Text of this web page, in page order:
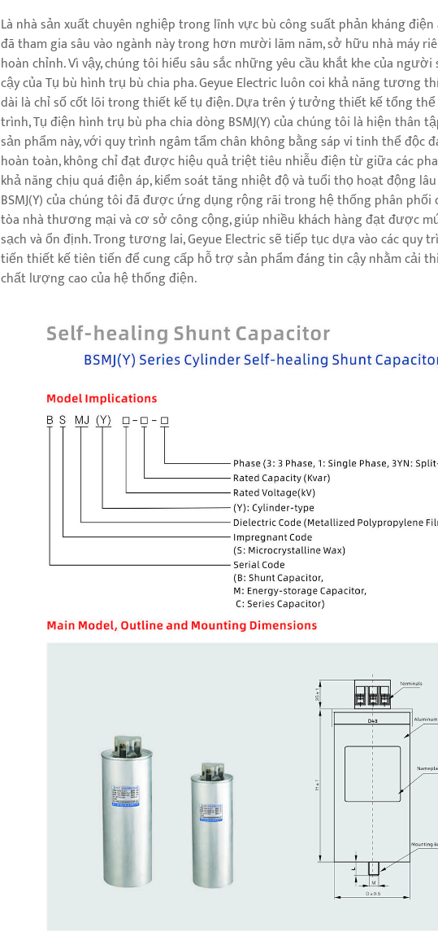
Là nhà sản xuất chuyên nghiệp trong lĩnh vực bù công suất phản kháng điện
đã tham gia sâu vào ngành này trong hơn mười lăm năm, sở hữu nhà máy
hoàn chỉnh. Vì vậy, chúng tôi hiểu sâu sắc những yêu cầu khắt khe của
cậy của Tụ bù hình trụ bù chia pha. Geyue Electric luôn coi khả năng tương
dài là chỉ số cốt lõi trong thiết kế tụ điện. Dựa trên ý tưởng thiết kế tổng
trình, Tụ điện hình trụ bù pha chia dòng BSMJ(Y) của chúng tôi là hiện thân
sản phẩm này, với quy trình ngâm tẩm chân không bằng sáp vi tinh thể độc
hoàn toàn, không chỉ đạt được hiệu quả triệt tiêu nhiễu điện từ giữa các
khả năng chịu quá điện áp, kiểm soát tăng nhiệt độ và tuổi thọ hoạt động
BSMJ(Y) của chúng tôi đã được ứng dụng rộng rãi trong hệ thống phân phối
tòa nhà thương mại và cơ sở công cộng, giúp nhiều khách hàng đạt được
sạch và ổn định. Trong tương lai, Geyue Electric sẽ tiếp tục dựa vào các quy
tiến thiết kế tiên tiến để cung cấp hỗ trợ sản phẩm đáng tin cậy nhằm cải
chất lượng cao của hệ thống điện.